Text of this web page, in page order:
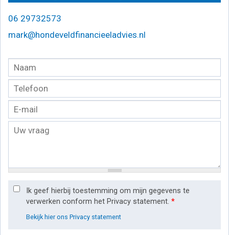
06 29732573
mark@hondeveldfinancieeladvies.nl
Ik geef hierbij toestemming om mijn gegevens te
verwerken conform het Privacy statement. *
Bekijk hier ons Privacy statement